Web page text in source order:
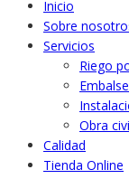
Inicio
Sobre
Servicios
Riego
Obra
Calidad
Tienda Online